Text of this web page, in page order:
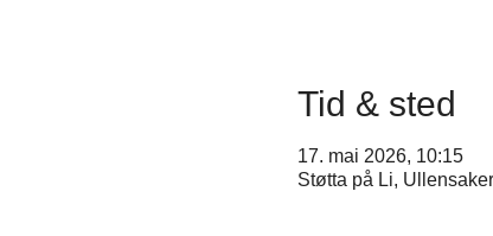
Tid & sted
17. mai 2026, 10:15
Støtta på Li,